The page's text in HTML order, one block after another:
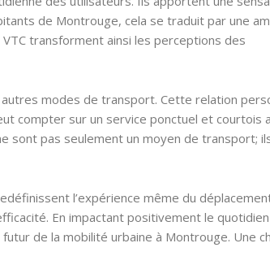
de Montrouge, cela se traduit par une
transforment ainsi les perceptions des
modes de transport. Cette relation
compter sur un service ponctuel et courtois
sont pas seulement un moyen de transport;
l’expérience même du
En impactant positivement le
de la mobilité urbaine à Montrouge. Une